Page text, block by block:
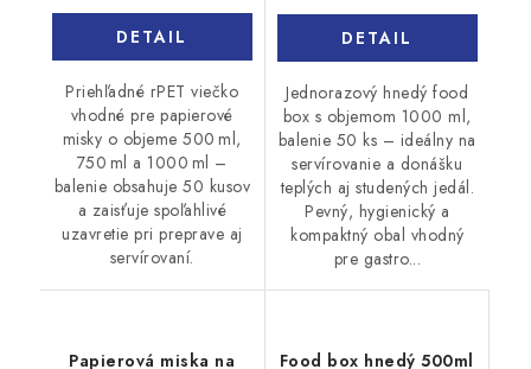
DETAIL
Priehľadné rPET viečko
vhodné pre papierové
misky o objeme 500 ml,
750 ml a 1000 ml –
balenie obsahuje 50 kusov
a zaisťuje spoľahlivé
uzavretie pri preprave aj
servírovaní.
DETAIL
Jednorazový hnedý food
box s objemom 1000 ml,
balenie 50 ks – ideálny na
servírovanie a donášku
teplých aj studených jedál.
Pevný, hygienický a
kompaktný obal vhodný
pre gastro...
Papierová miska na
Food box hnedý 500ml